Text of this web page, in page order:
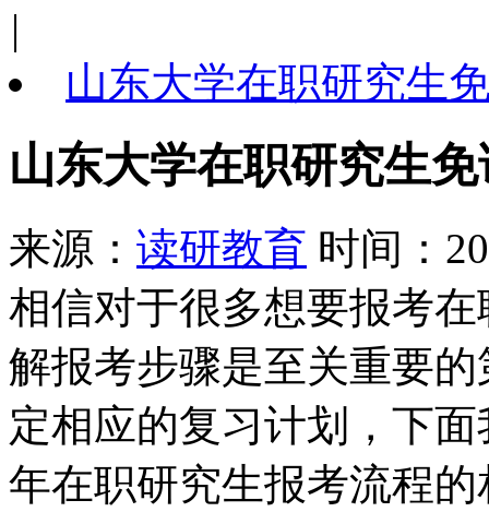
|
山东大学在职研究生
山东大学在职研究生
来源： 读研教育 时间：
相信对于很多想要报考
解报考步骤是至关重要
定相应的复习计划，下
年在职研究生报考流程